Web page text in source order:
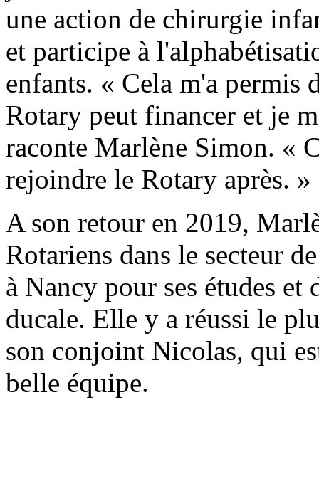
une action de chirurgie
et participe à
enfants. « Cela m'a permis
Rotary peut financer et je
raconte Marlène Simon. «
rejoindre le Rotary après. »
A son retour en 2019,
Rotariens dans le secteur
à Nancy pour ses études
ducale. Elle y a réussi le
son conjoint Nicolas, qui
belle équipe.